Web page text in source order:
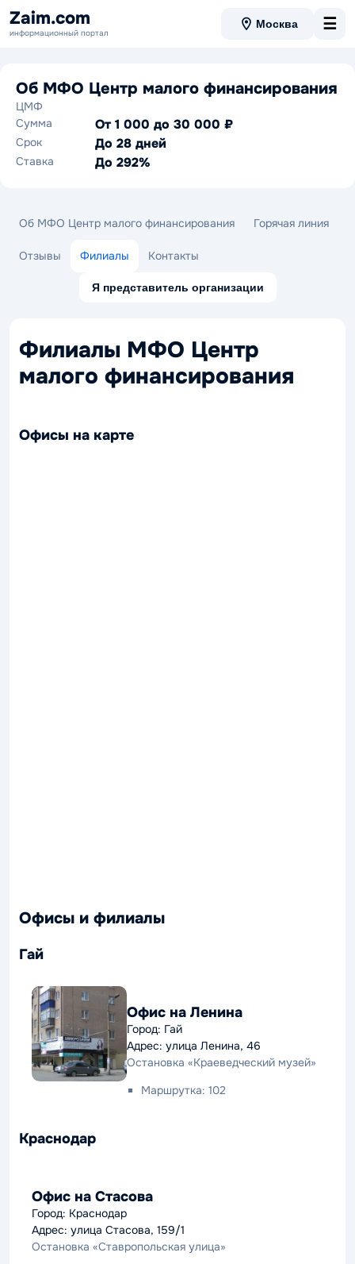
Zaim.com
информационный портал
Москва ☰
Об МФО Центр малого финансирования
ЦМФ
Сумма
От 1 000 до 30 000 ₽
Срок До 28 дней
Ставка До 292%
Об МФО Центр малого финансирования Горячая линия
Отзывы Филиалы Контакты
Я представитель организации
Филиалы МФО Центр
малого финансирования
Офисы на карте
Офисы и филиалы
Гай
Офис на Ленина
Город: Гай
Адрес: улица Ленина, 46
Остановка «Краеведческий музей»
Маршрутка: 102
Краснодар
Офис на Стасова
Город: Краснодар
Адрес: улица Стасова, 159/1
Остановка «Ставропольская улица»